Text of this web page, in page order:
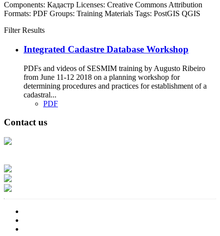
Components: Кадастр Licenses: Creative Commons Attribution
Formats: PDF Groups: Training Materials Tags: PostGIS QGIS
Filter Results
Integrated Cadastre Database Workshop
PDFs and videos of SESMIM training by Augusto Ribeiro
from June 11-12 2018 on a planning workshop for
determining procedures and practices for establishment of a
cadastral...
PDF
Contact us